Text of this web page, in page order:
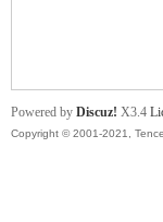
Powered by Discuz! X3.4
Copyright © 2001-2021,